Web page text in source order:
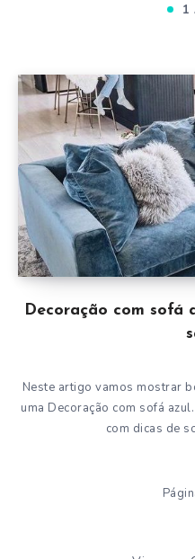
1
Decoração com sofá
Neste artigo vamos mostrar
uma Decoração com sofá
com dicas de